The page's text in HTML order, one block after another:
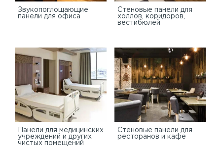
Звукопоглощающие
панели для офиса
Стеновые панели для
холлов, коридоров,
вестибюлей
Панели для медицинских
учреждений и других
чистых помещений
Стеновые панели для
ресторанов и кафе